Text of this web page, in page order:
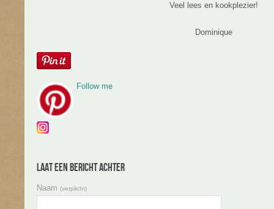
Veel lees en kookplezier!
Dominique
Follow me
Laat een bericht achter
Naam (verplicht)